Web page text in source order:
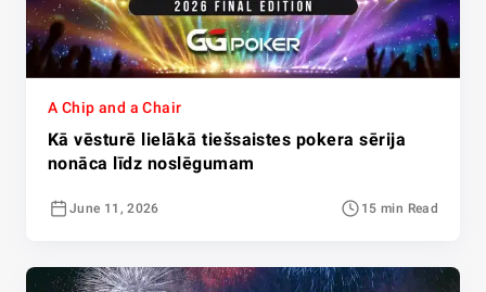
A Chip and a Chair
Kā vēsturē lielākā tiešsaistes pokera sērija
nonāca līdz noslēgumam
June 11, 2026 15 min Read